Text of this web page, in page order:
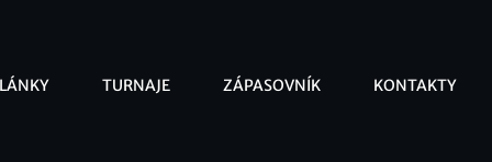
TURNAJE ZÁPASOVNÍK KONTAKTY